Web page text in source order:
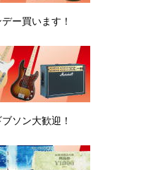
ー買います！
ソン大歓迎！